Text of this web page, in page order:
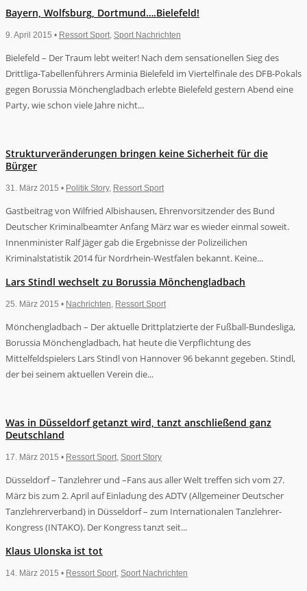
Bayern, Wolfsburg, Dortmund….Bielefeld!
9. April 2015 • Ressort Sport, Sport Nachrichten
Bielefeld – Der Traum lebt weiter! Nach dem sensationellen Sieg des
Drittliga-Tabellenführers Arminia Bielefeld im Viertelfinale des DFB-Pokals
gegen Borussia Mönchengladbach erlebte Bielefeld gestern Abend eine
Party, wie schon viele Jahre nicht...
Strukturveränderungen bringen keine Sicherheit für die
Bürger
31. März 2015 • Politik Story, Ressort Sport
Gastbeitrag von Wilfried Albishausen, Ehrenvorsitzender des Bund
Deutscher Kriminalbeamter Anfang März war es wieder einmal soweit.
Innenminister Ralf Jäger gab die Ergebnisse der Polizeilichen
Kriminalstatistik 2014 für Nordrhein-Westfalen bekannt. Keine...
Lars Stindl wechselt zu Borussia Mönchengladbach
25. März 2015 • Nachrichten, Ressort Sport
Mönchengladbach – Der aktuelle Drittplatzierte der Fußball-Bundesliga,
Borussia Mönchengladbach, hat heute die Verpflichtung des
Mittelfeldspielers Lars Stindl von Hannover 96 bekannt gegeben. Stindl,
der bei seinem aktuellen Verein die...
Was in Düsseldorf getanzt wird, tanzt anschließend ganz
Deutschland
17. März 2015 • Ressort Sport, Sport Story
Düsseldorf – Tanzlehrer und –Fans aus aller Welt treffen sich vom 27.
März bis zum 2. April auf Einladung des ADTV (Allgemeiner Deutscher
Tanzlehrerverband) in Düsseldorf – zum Internationalen Tanzlehrer-
Kongress (INTAKO). Der Kongress tanzt seit...
Klaus Ulonska ist tot
14. März 2015 • Ressort Sport, Sport Nachrichten